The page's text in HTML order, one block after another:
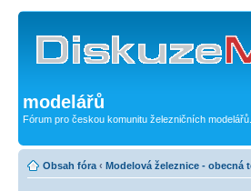
modelářů
Fórum pro českou komunitu železničních modelářů.
Obsah fóra ‹ Modelová železnice - obecná